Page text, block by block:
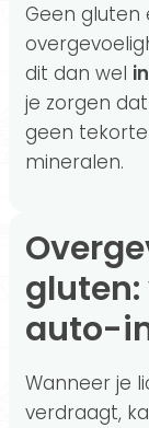
Geen gluten
dit dan wel
je zorgen
geen
mineralen.
Overgevoeligheid voor
auto-
Wanneer je
verdraagt,